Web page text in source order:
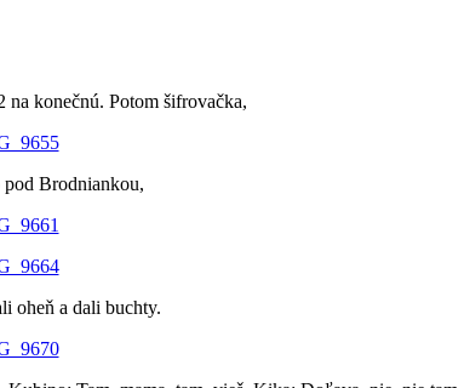
konečnú. Potom šifrovačka,
Brodniankou,
oheň a dali buchty.